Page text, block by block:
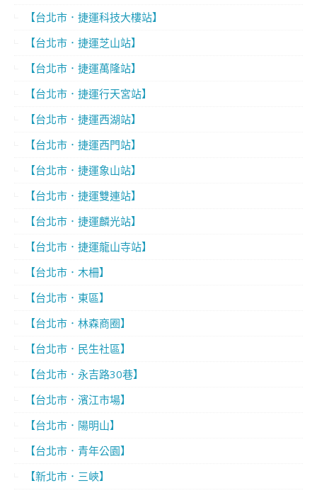
【台北市．捷運科技大樓站】
【台北市．捷運芝山站】
【台北市．捷運萬隆站】
【台北市．捷運行天宮站】
【台北市．捷運西湖站】
【台北市．捷運西門站】
【台北市．捷運象山站】
【台北市．捷運雙連站】
【台北市．捷運麟光站】
【台北市．捷運龍山寺站】
【台北市．木柵】
【台北市．東區】
【台北市．林森商圈】
【台北市．民生社區】
【台北市．永吉路30巷】
【台北市．濱江市場】
【台北市．陽明山】
【台北市．青年公園】
【新北市．三峽】